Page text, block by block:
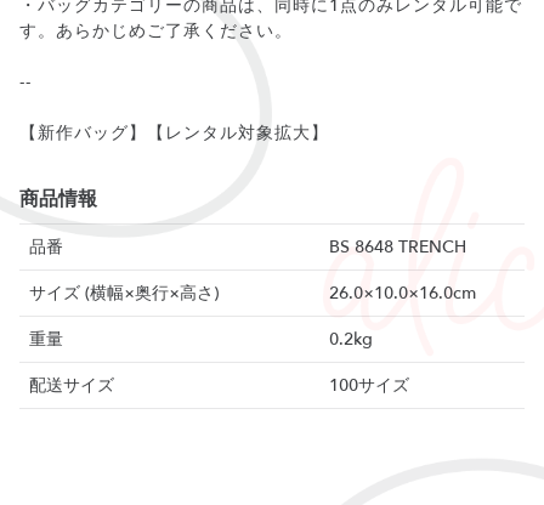
・バッグカテゴリーの商品は、同時に1点のみレンタル可能で
す。あらかじめご了承ください。
--
【新作バッグ】【レンタル対象拡大】
商品情報
品番
BS 8648 TRENCH
サイズ (横幅×奥行×高さ)
26.0×10.0×16.0cm
重量
0.2kg
配送サイズ
100サイズ